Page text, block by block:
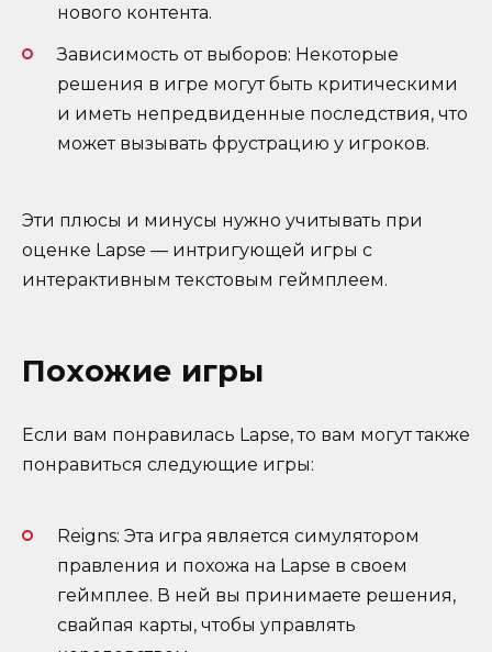
нового контента.
Зависимость от выборов: Некоторые
решения в игре могут быть критическими
и иметь непредвиденные последствия, что
может вызывать фрустрацию у игроков.
Эти плюсы и минусы нужно учитывать при
оценке Lapse — интригующей игры с
интерактивным текстовым геймплеем.
Похожие игры
Если вам понравилась Lapse, то вам могут также
понравиться следующие игры:
Reigns: Эта игра является симулятором
правления и похожа на Lapse в своем
геймплее. В ней вы принимаете решения,
свайпая карты, чтобы управлять